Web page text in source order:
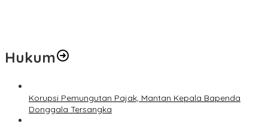
Hukum
Korupsi Pemungutan Pajak, Mantan Kepala Bapenda
Donggala Tersangka